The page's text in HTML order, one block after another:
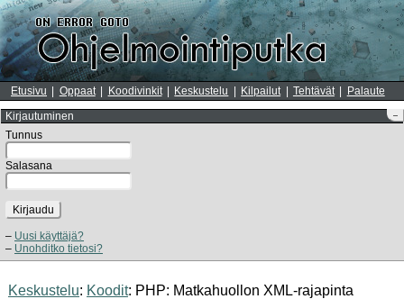
Etusivu Oppaat Koodivinkit Keskustelu Kilpailut Tehtävät Palaute
–
Kirjautuminen
Tunnus
Salasana
Kirjaudu
Uusi käyttäjä?
Unohditko tietosi?
Keskustelu: Koodit: PHP: Matkahuollon XML-rajapinta